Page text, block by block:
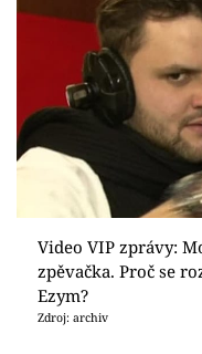
Youtubeři
Virály
Sex a vztahy
Videa
Sledujte prima+
Přihlášení
Video VIP zprávy:
zpěvačka. Proč se
Ezym?
Zdroj: archiv